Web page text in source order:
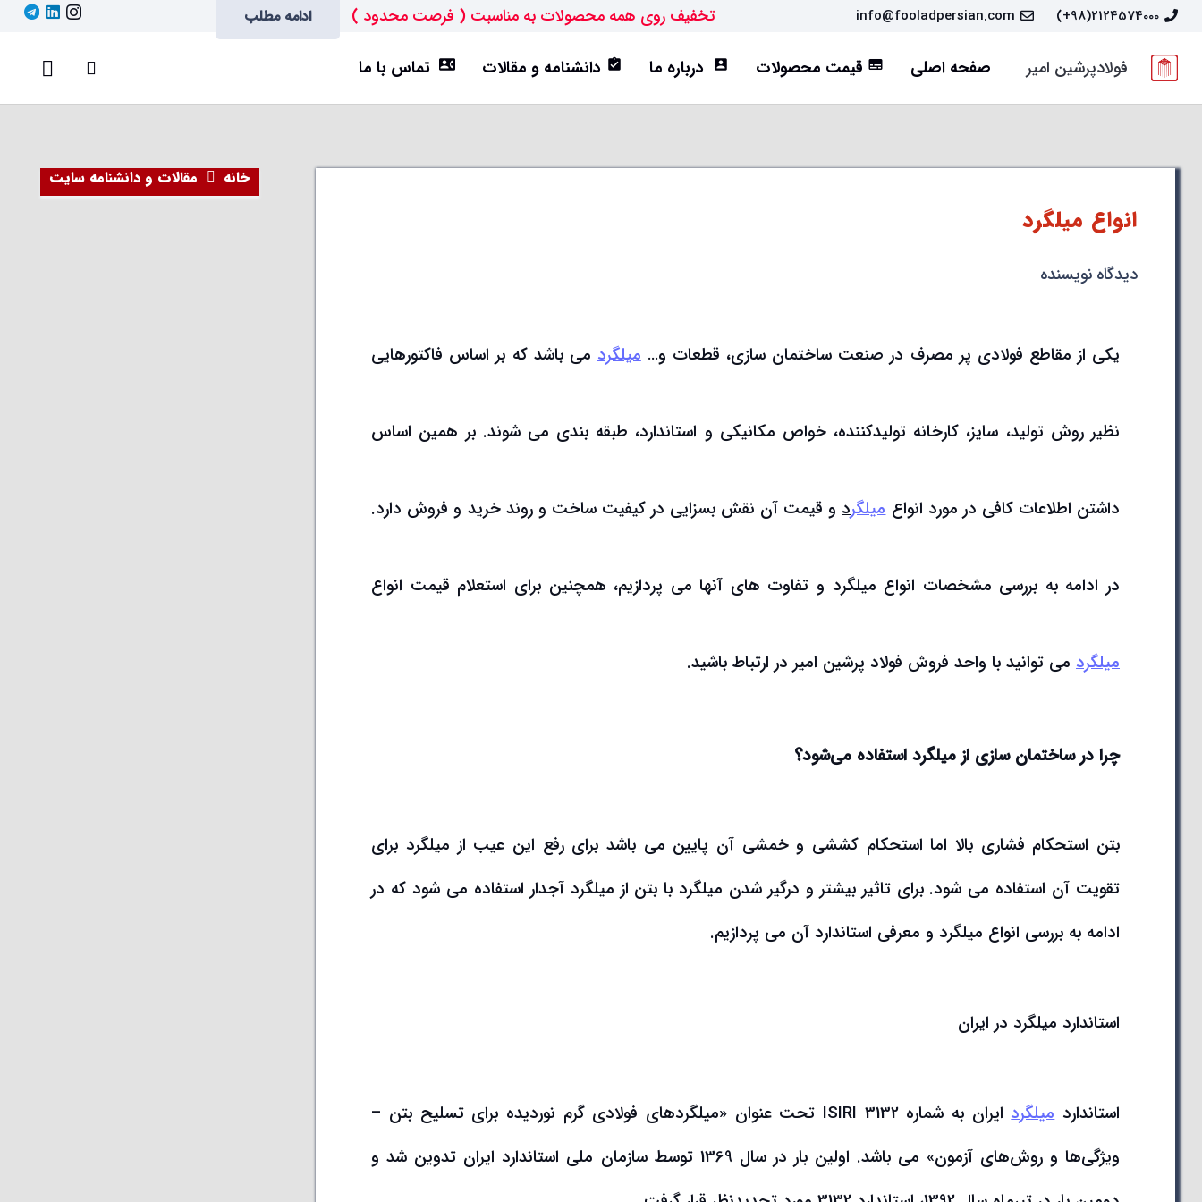
2124574000(98+)
info@fooladpersian.com تخفیف روی همه محصولات به مناسبت ( فرصت محدود ) ادامه مطلب
فولادپرشین امیر صفحه اصلی subtitles قیمت محصولات account_box درباره ما assignment_turned_in دانشنامه و مقالات contact_phone تماس با ما
انواع میلگرد
دیدگاه نویسنده
یکی از مقاطع فولادی پر مصرف در صنعت ساختمان سازی، قطعات و…میلگردمی باشد که بر اساس فاکتورهایی
نظیر روش تولید، سایز، کارخانه تولیدکننده، خواص مکانیکی و استاندارد، طبقه بندی می شوند. بر همین اساس
داشتن اطلاعات کافی در مورد انواعمیلگردو قیمت آن نقش بسزایی در کیفیت ساخت و روند خرید و فروش دارد.
در ادامه به بررسی مشخصات انواع میلگرد و تفاوت های آنها می پردازیم، همچنین برای استعلام قیمت انواع
میلگرد می توانید با واحد فروش فولاد پرشین امیر در ارتباط باشید.
چرا در ساختمان سازی از میلگرد استفاده می‌شود؟
بتن استحکام فشاری بالا اما استحکام کششی و خمشی آن پایین می باشد برای رفع این عیب از میلگرد برای
تقویت آن استفاده می شود. برای تاثیر بیشتر و درگیر شدن میلگرد با بتن از میلگرد آجدار استفاده می شود که در
ادامه به بررسی انواع میلگرد و معرفی استاندارد آن می پردازیم.
استاندارد میلگرد در ایران
استانداردمیلگرد
ایران به شماره ISIRI 3132 تحت عنوان «میلگردهای فولادی گرم نوردیده برای تسلیح بتن –
ویژگی‌ها و روش‌های آزمون» می باشد. اولین بار در سال 1369 توسط سازمان ملی استاندارد ایران تدوین شد و
خانه مقالات و دانشنامه سایت